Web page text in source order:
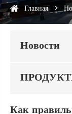
Главная
Новости
Как